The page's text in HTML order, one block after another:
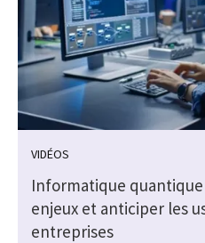
VIDÉOS
Informatique
enjeux et anticiper les
entreprises